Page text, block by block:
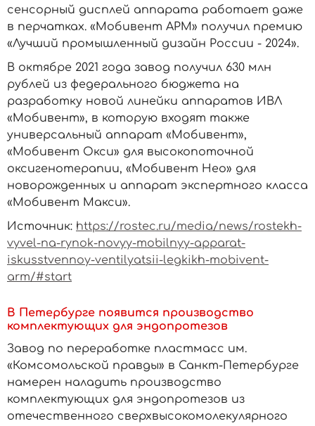
сенсорный дисплей аппарата работает даже
в перчатках. «Мобивент АРМ» получил премию
«Лучший промышленный дизайн России - 2024».
В октябре 2021 года завод получил 630 млн
рублей из федерального бюджета на
разработку новой линейки аппаратов ИВЛ
«Мобивент», в которую входят также
универсальный аппарат «Мобивент»,
«Мобивент Окси» для высокопоточной
оксигенотерапии, «Мобивент Нео» для
новорожденных и аппарат экспертного класса
«Мобивент Макси».
Источник: https://rostec.ru/media/news/rostekh-
vyvel-na-rynok-novyy-mobilnyy-apparat-
iskusstvennoy-ventilyatsii-legkikh-mobivent-
arm/#start
В Петербурге появится производство
комплектующих для эндопротезов
Завод по переработке пластмасс им.
«Комсомольской правды» в Санкт-Петербурге
намерен наладить производство
комплектующих для эндопротезов из
отечественного сверхвысокомолекулярного